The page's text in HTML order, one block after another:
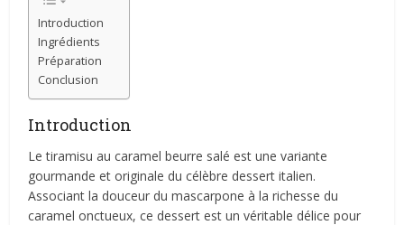
Introduction
Ingrédients
Préparation
Conclusion
Introduction
Le tiramisu au caramel beurre salé est une variante
gourmande et originale du célèbre dessert italien.
Associant la douceur du mascarpone à la richesse du
caramel onctueux, ce dessert est un véritable délice pour